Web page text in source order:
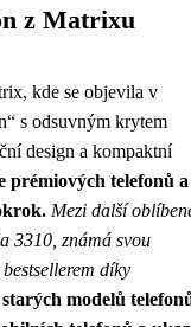
z Matrixu
kde se objevila v
s odsuvným krytem
design a kompaktní
prémiových telefonů a
Mezi další
3310, známá svou
díky
modelů